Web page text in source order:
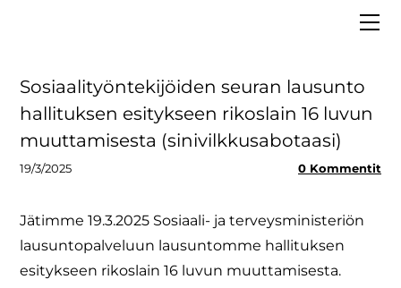
Sosiaalityöntekijöiden seuran lausunto
hallituksen esitykseen rikoslain 16 luvun
muuttamisesta (sinivilkkusabotaasi)
19/3/2025 0 Kommentit
Jätimme 19.3.2025 Sosiaali- ja terveysministeriön
lausuntopalveluun lausuntomme hallituksen
esitykseen rikoslain 16 luvun muuttamisesta.
Strategia
LIITY JÄSENEKSI